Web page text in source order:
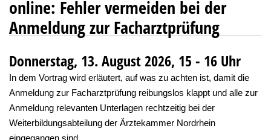
online: Fehler vermeiden bei der
Anmeldung zur Facharztprüfung
Donnerstag, 13. August 2026, 15 - 16 Uhr
In dem Vortrag wird erläutert, auf was zu achten ist, damit die
Anmeldung zur Facharztprüfung reibungslos klappt und alle zur
Anmeldung relevanten Unterlagen rechtzeitig bei der
Weiterbildungsabteilung der Ärztekammer Nordrhein
eingegangen sind.